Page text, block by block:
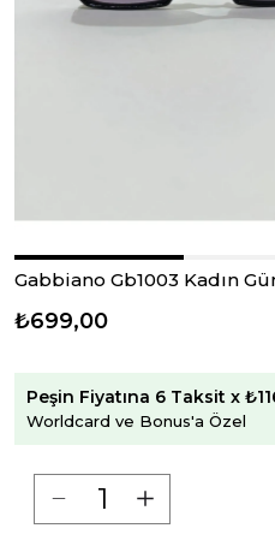
Gabbiano Gb1003 Kadın
₺699,00
Peşin Fiyatına 6 Taksit x
Worldcard ve Bonus'a Özel